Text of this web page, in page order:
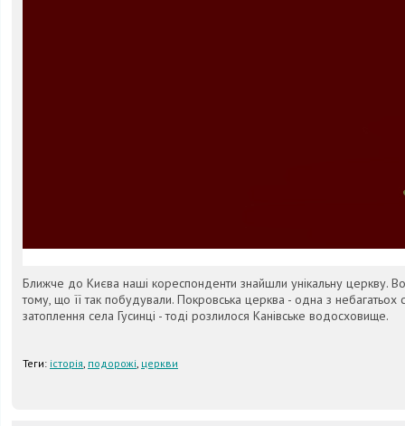
Ближче до Києва наші кореспонденти знайшли унікальну церкву.
тому, що її так побудували. Покровська церква - одна з небагатьох
затоплення села Гусинці - тоді розлилося Канівське водосховище.
Теги: історія, подорожі, церкви